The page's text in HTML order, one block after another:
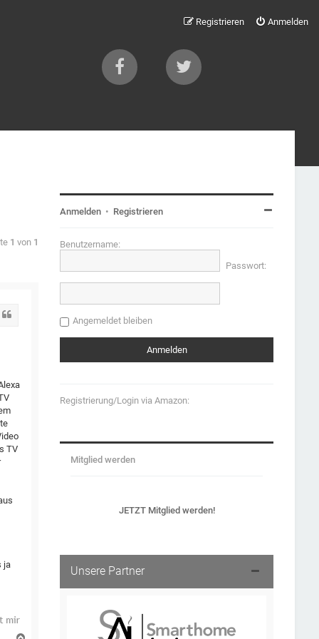
Anmelden
Registrieren
1 von 1
TV
ja
Anmelden • Registrieren
Benutzername:
Passwort:
Angemeldet bleiben
Registrierung/Login via Amazon:
Mitglied werden
JETZT Mitglied werden!
Unsere Partner